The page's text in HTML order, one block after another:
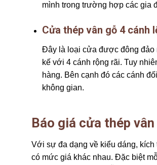
mình trong trường hợp các gia
Cửa thép vân gỗ 4 cánh
Đây là loại cửa được đông đảo
kế với 4 cánh rộng rãi. Tuy
hàng. Bên cạnh đó các cánh
không gian.
Báo giá cửa thép vân
Với sự đa dạng về kiểu dáng,
có mức giá khác nhau. Đặc biệt